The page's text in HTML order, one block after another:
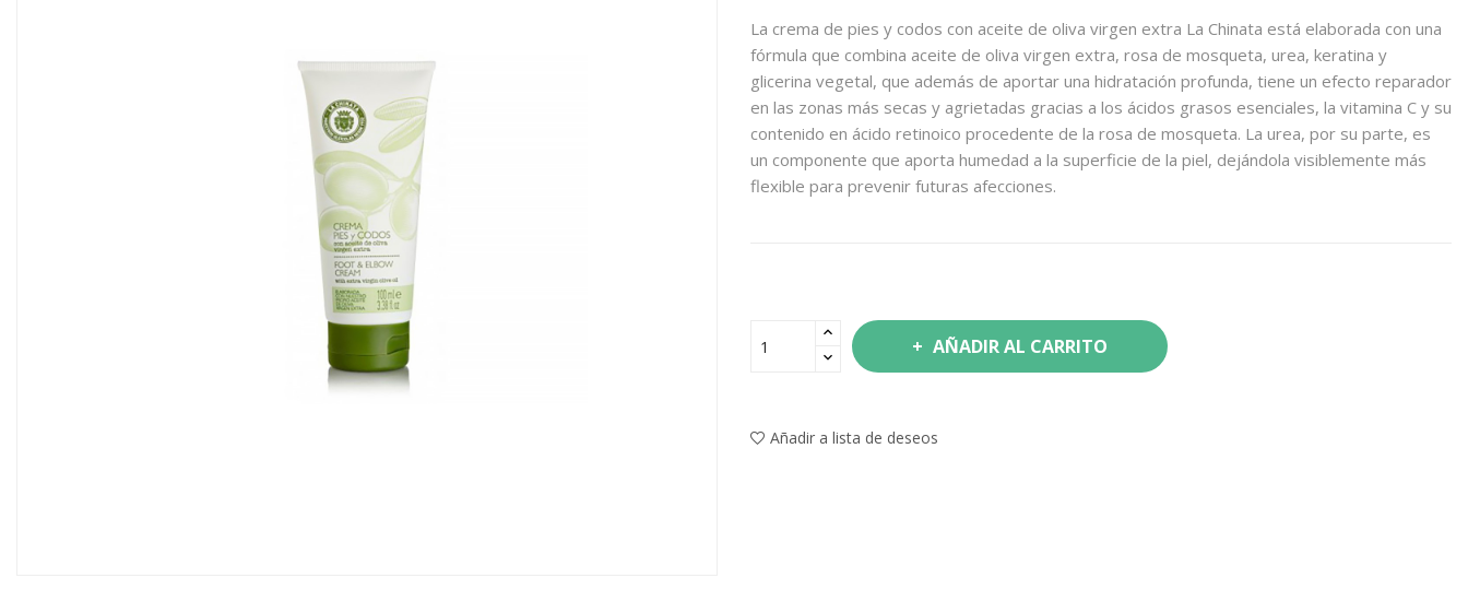
La crema de pies y codos con aceite de oliva virgen extra La Chinata está elaborada con una
fórmula que combina aceite de oliva virgen extra, rosa de mosqueta, urea, keratina y
glicerina vegetal, que además de aportar una hidratación profunda, tiene un efecto reparador
en las zonas más secas y agrietadas gracias a los ácidos grasos esenciales, la vitamina C y su
contenido en ácido retinoico procedente de la rosa de mosqueta. La urea, por su parte, es
un componente que aporta humedad a la superficie de la piel, dejándola visiblemente más
flexible para prevenir futuras afecciones.
AÑADIR AL CARRITO
Añadir a lista de deseos